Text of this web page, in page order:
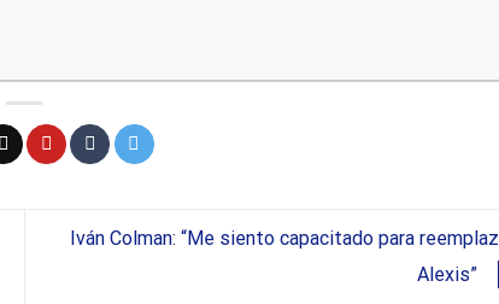
Iván Colman: “Me siento capacitado para
Alexis”